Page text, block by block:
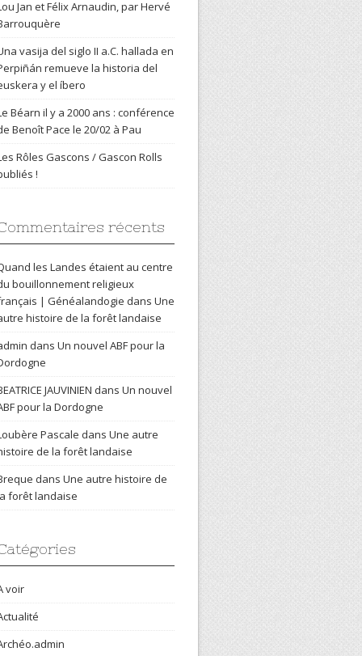
Jan et Félix Arnaudin, par Hervé
vasija del siglo II a.C. hallada en
remueve la historia del
y el íbero
Béarn il y a 2000 ans : conférence
Benoît Pace le 20/02 à Pau
Rôles Gascons / Gascon Rolls
!
récents
les Landes étaient au centre
bouillonnement religieux
| Généalandogie dans Une
histoire de la forêt landaise
dans Un nouvel ABF pour la
JAUVINIEN dans Un nouvel
pour la Dordogne
Pascale dans Une autre
de la forêt landaise
dans Une autre histoire de
forêt landaise
voir